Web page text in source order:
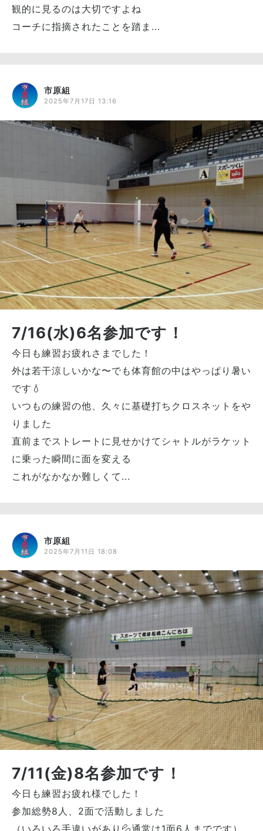
観的に見るのは大切ですよね
コーチに指摘されたことを踏ま...
市原組
2025年7月17日 13:16
7/16(水)6名参加です！
今日も練習お疲れさまでした！
外は若干涼しいかな〜でも体育館の中はやっぱり暑い
です💧
いつもの練習の他、久々に基礎打ちクロスネットをや
りました
直前までストレートに見せかけてシャトルがラケット
に乗った瞬間に面を変える
これがなかなか難しくて...
市原組
2025年7月11日 18:08
7/11(金)8名参加です！
今日も練習お疲れ様でした！
参加総勢8人、2面で活動しました
（いろいろ手違いがあり💦通常は1面6人までです）